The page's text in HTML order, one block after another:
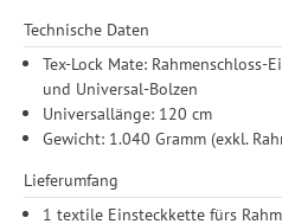
Technische Daten
Tex-Lock Mate:
und Universal-Bolzen
Universallänge: 120 cm
Gewicht: 1.040 Gramm (exkl.
Lieferumfang
1 textile Einsteckkette fürs